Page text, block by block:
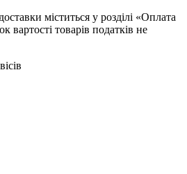
міститься у розділі «Оплата
вартості товарів податків не